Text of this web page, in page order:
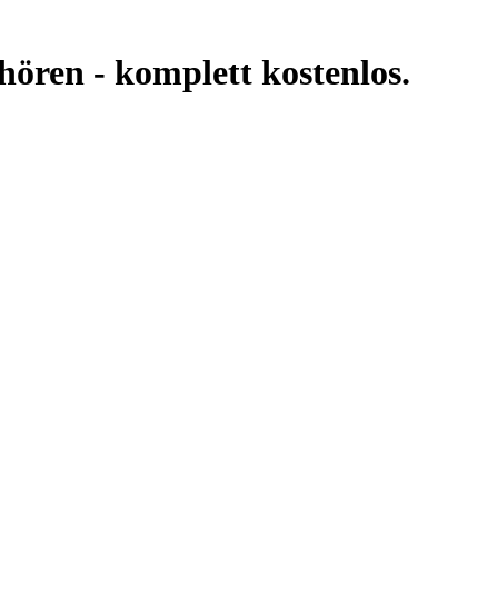
- komplett kostenlos.